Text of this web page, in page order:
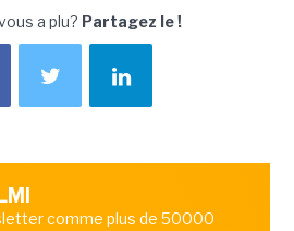
a plu? Partagez le !
comme plus de 50000